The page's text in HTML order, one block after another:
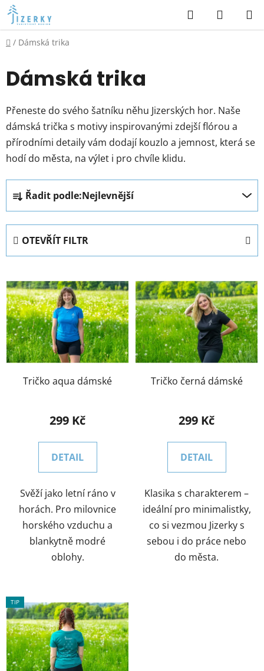
Přejít
na
obsah
Hledat
KOŠÍK
Domů
/ Dámská trika
Dámská trika
Přeneste do svého šatníku něhu Jizerských hor. Naše
dámská trička s motivy inspirovanými zdejší flórou a
přírodními detaily vám dodají kouzlo a jemnost, která se
hodí do města, na výlet i pro chvíle klidu.
Ř
a
z
e
n
p
r
o
d
u
k
Řadit podle:Nejlevnější
OTEVŘÍT FILTR
V
ý
p
i
s
p
r
Tričko aqua dámské
299 Kč
DETAIL
Svěží jako letní ráno v
horách. Pro milovnice
horského vzduchu a
blankytně modré
oblohy.
Tričko černá dámské
299 Kč
DETAIL
Klasika s charakterem –
ideální pro minimalistky,
co si vezmou Jizerky s
sebou i do práce nebo
do města.
TIP